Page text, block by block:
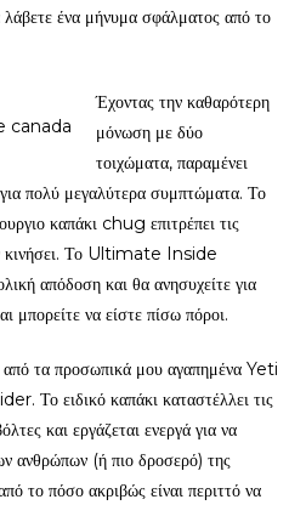
λάβετε ένα μήνυμα σφάλματος από το
Έχοντας την καθαρότερη
μόνωση με δύο
τοιχώματα, παραμένει
πολύ μεγαλύτερα συμπτώματα. Το
καπάκι chug επιτρέπει τις
κινήσει. Το Ultimate Inside
απόδοση και θα ανησυχείτε για
να είστε πίσω πόροι.
από τα προσωπικά μου αγαπημένα Yeti
Το ειδικό καπάκι καταστέλλει τις
και εργάζεται ενεργά για να
ανθρώπων (ή πιο δροσερό) της
το πόσο ακριβώς είναι περιττό να